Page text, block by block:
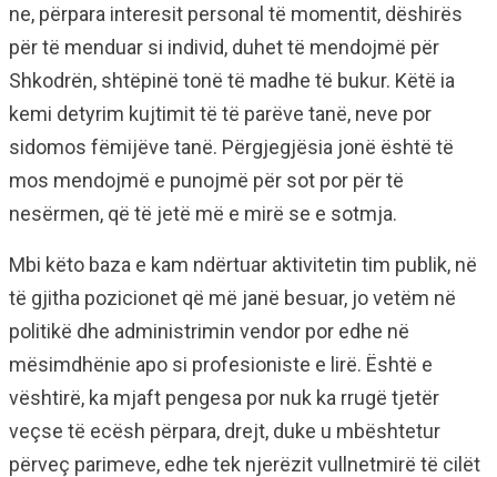
ne, përpara interesit personal të momentit, dëshirës
për të menduar si individ, duhet të mendojmë për
Shkodrën, shtëpinë tonë të madhe të bukur. Këtë ia
kemi detyrim kujtimit të të parëve tanë, neve por
sidomos fëmijëve tanë. Përgjegjësia jonë është të
mos mendojmë e punojmë për sot por për të
nesërmen, që të jetë më e mirë se e sotmja.
Mbi këto baza e kam ndërtuar aktivitetin tim publik, në
të gjitha pozicionet që më janë besuar, jo vetëm në
politikë dhe administrimin vendor por edhe në
mësimdhënie apo si profesioniste e lirë. Është e
vështirë, ka mjaft pengesa por nuk ka rrugë tjetër
veçse të ecësh përpara, drejt, duke u mbështetur
përveç parimeve, edhe tek njerëzit vullnetmirë të cilët